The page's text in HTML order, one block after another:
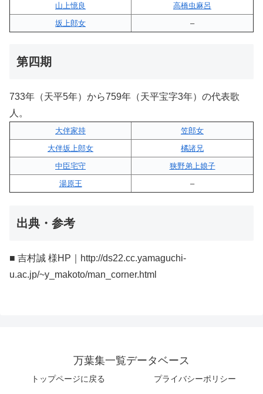
山上憶良
高橋虫麻呂
坂上郎女
–
第四期
733年（天平5年）から759年（天平宝字3年）の代表歌
人。
大伴家持
笠郎女
大伴坂上郎女
橘諸兄
中臣宅守
狭野弟上娘子
湯原王
–
出典・参考
■ 吉村誠 様HP｜http://ds22.cc.yamaguchi-
u.ac.jp/~y_makoto/man_corner.html
万葉集一覧データベース
トップページに戻る プライバシーポリシー